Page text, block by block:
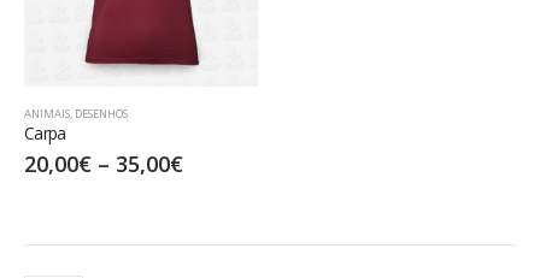
ANIMAIS, DESENHOS
Carpa
20,00€ – 35,00€